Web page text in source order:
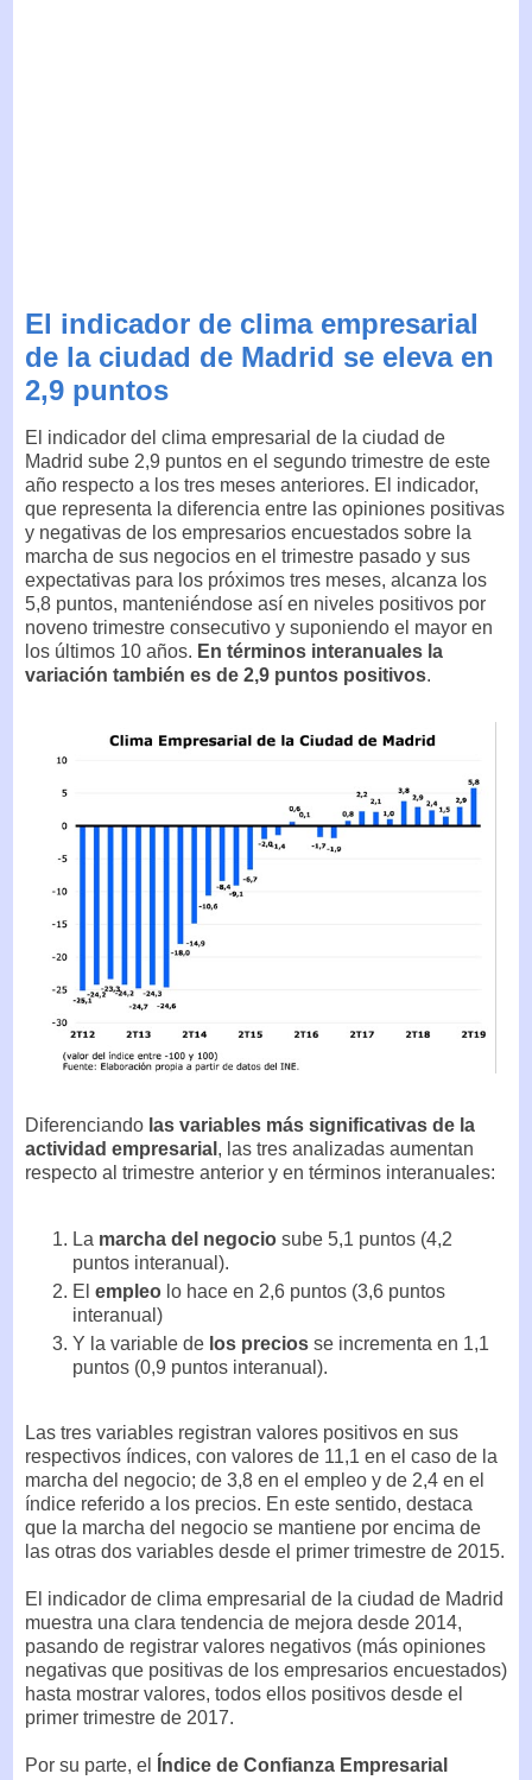
El indicador de clima empresarial
de la ciudad de Madrid se eleva en
2,9 puntos
El indicador del clima empresarial de la ciudad de
Madrid sube 2,9 puntos en el segundo trimestre de este
año respecto a los tres meses anteriores. El indicador,
que representa la diferencia entre las opiniones positivas
y negativas de los empresarios encuestados sobre la
marcha de sus negocios en el trimestre pasado y sus
expectativas para los próximos tres meses, alcanza los
5,8 puntos, manteniéndose así en niveles positivos por
noveno trimestre consecutivo y suponiendo el mayor en
los últimos 10 años. En términos interanuales la
variación también es de 2,9 puntos positivos.
Diferenciando las variables más significativas de la
actividad empresarial , las tres analizadas aumentan
respecto al trimestre anterior y en términos interanuales:
La marcha del negocio sube 5,1 puntos (4,2
puntos interanual).
El empleo lo hace en 2,6 puntos (3,6 puntos
interanual)
Y la variable de los precios se incrementa en 1,1
puntos (0,9 puntos interanual).
Las tres variables registran valores positivos en sus
respectivos índices, con valores de 11,1 en el caso de la
marcha del negocio; de 3,8 en el empleo y de 2,4 en el
índice referido a los precios. En este sentido, destaca
que la marcha del negocio se mantiene por encima de
las otras dos variables desde el primer trimestre de 2015.
El indicador de clima empresarial de la ciudad de Madrid
muestra una clara tendencia de mejora desde 2014,
pasando de registrar valores negativos (más opiniones
negativas que positivas de los empresarios encuestados)
hasta mostrar valores, todos ellos positivos desde el
primer trimestre de 2017.
Por su parte, el
Índice de Confianza Empresarial